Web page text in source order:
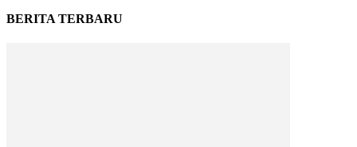
BERITA TERBARU